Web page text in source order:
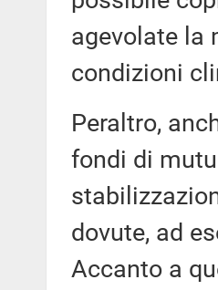
agevolate la
condizioni
Peraltro,
fondi di
dovute, ad
Accanto a